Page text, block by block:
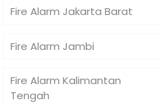
Fire Alarm Jakarta Barat
Fire Alarm Jambi
Fire Alarm Kalimantan
Tengah